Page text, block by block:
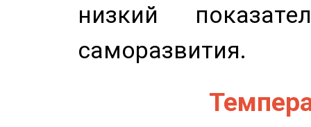
низкий
саморазвития.